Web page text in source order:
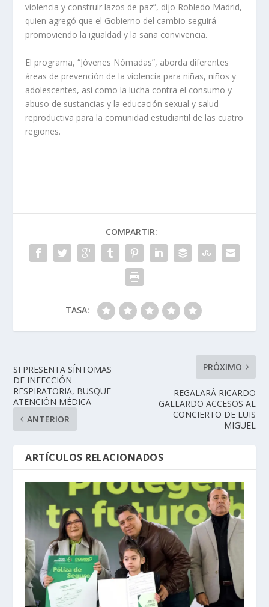
violencia y construir lazos de paz”, dijo Robledo Madrid,
quien agregó que el Gobierno del cambio seguirá
promoviendo la igualdad y la sana convivencia.
El programa, “Jóvenes Nómadas”, aborda diferentes
áreas de prevención de la violencia para niñas, niños y
adolescentes, así como la lucha contra el consumo y
abuso de sustancias y la educación sexual y salud
reproductiva para la comunidad estudiantil de las cuatro
regiones.
COMPARTIR:
TASA:
SI PRESENTA SÍNTOMAS
DE INFECCIÓN
RESPIRATORIA, BUSQUE
ATENCIÓN MÉDICA
ANTERIOR
PRÓXIMO
REGALARÁ RICARDO
GALLARDO ACCESOS AL
CONCIERTO DE LUIS
MIGUEL
ARTÍCULOS RELACIONADOS